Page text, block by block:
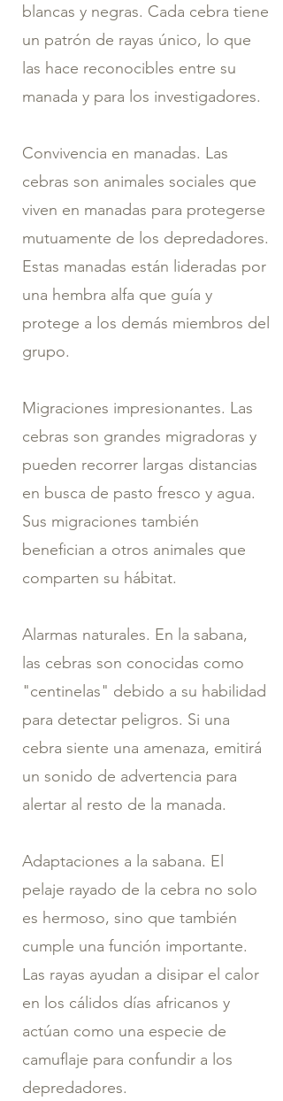
blancas y negras. Cada cebra tiene
un patrón de rayas único, lo que
las hace reconocibles entre su
manada y para los investigadores.
Convivencia en manadas. Las
cebras son animales sociales que
viven en manadas para protegerse
mutuamente de los depredadores.
Estas manadas están lideradas por
una hembra alfa que guía y
protege a los demás miembros del
grupo.
Migraciones impresionantes. Las
cebras son grandes migradoras y
pueden recorrer largas distancias
en busca de pasto fresco y agua.
Sus migraciones también
benefician a otros animales que
comparten su hábitat.
Alarmas naturales. En la sabana,
las cebras son conocidas como
"centinelas" debido a su habilidad
para detectar peligros. Si una
cebra siente una amenaza, emitirá
un sonido de advertencia para
alertar al resto de la manada.
Adaptaciones a la sabana. El
pelaje rayado de la cebra no solo
es hermoso, sino que también
cumple una función importante.
Las rayas ayudan a disipar el calor
en los cálidos días africanos y
actúan como una especie de
camuflaje para confundir a los
depredadores.